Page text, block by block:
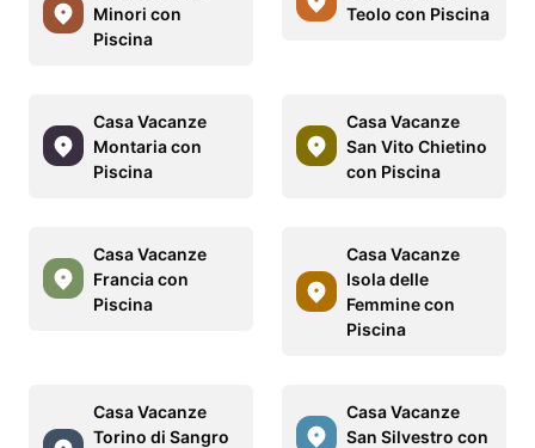
Minori con
Piscina
Teolo con Piscina
Casa Vacanze
Montaria con
Piscina
Casa Vacanze
San Vito Chietino
con Piscina
Casa Vacanze
Francia con
Piscina
Casa Vacanze
Isola delle
Femmine con
Piscina
Casa Vacanze
Torino di Sangro
Casa Vacanze
San Silvestro con